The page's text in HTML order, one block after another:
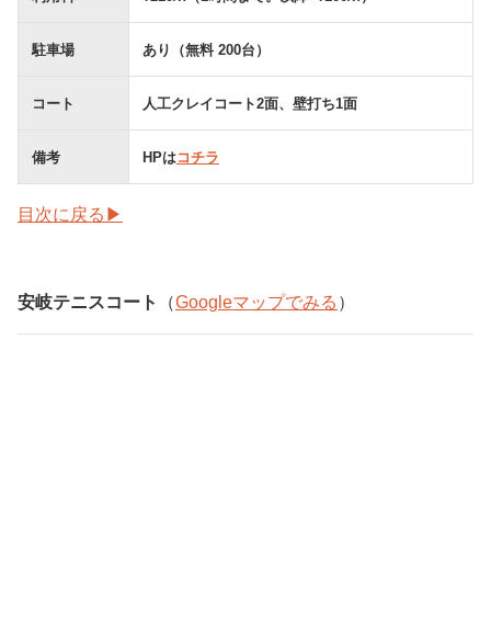
駐車場 あり（無料 200台）
コート 人工クレイコート2面、壁打ち1面
備考 HPはコチラ
目次に戻る▶
安岐テニスコート （Googleマップでみる ）